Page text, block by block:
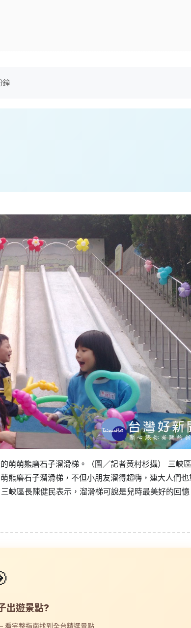
鐘
萌萌熊磨石子溜滑梯。（圖／記者黃村杉攝） 三峽
熊磨石子溜滑梯，不但小朋友溜得超嗨，連大人們也
峽區長陳健民表示，溜滑梯可說是兒時最美好的回
出遊景點?
完整指南找到全台精選景點